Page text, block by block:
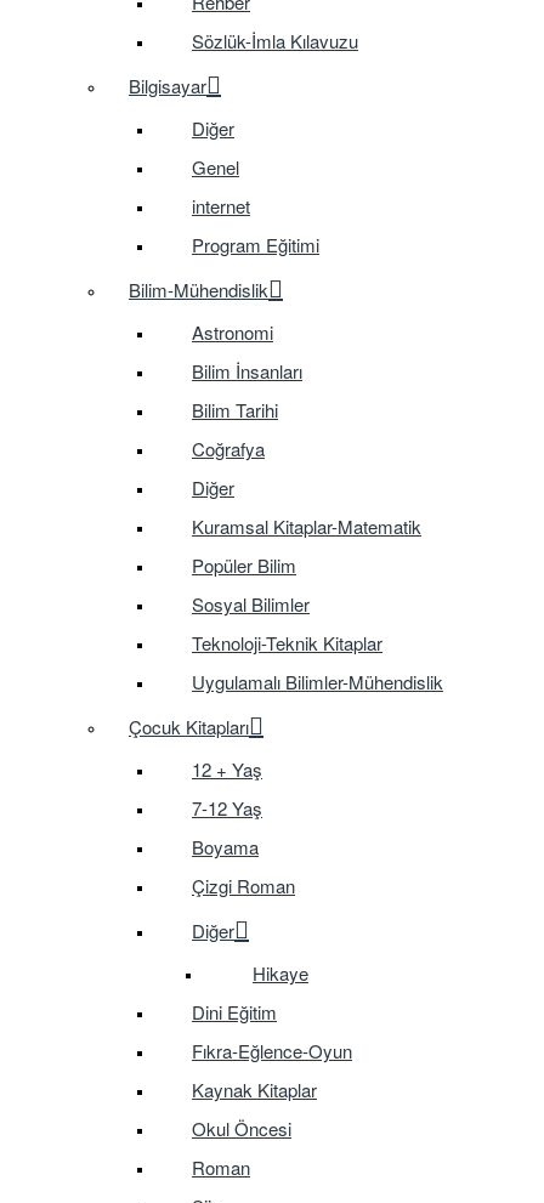
Sözlük-İmla Kılavuzu
Bilgisayar
Diğer
Genel
internet
Program Eğitimi
Bilim-Mühendislik
Astronomi
Bilim İnsanları
Bilim Tarihi
Coğrafya
Diğer
Kuramsal Kitaplar-Matematik
Popüler Bilim
Sosyal Bilimler
Teknoloji-Teknik Kitaplar
Uygulamalı Bilimler-Mühendislik
Çocuk Kitapları
12 + Yaş
7-12 Yaş
Boyama
Çizgi Roman
Diğer
Hikaye
Dini Eğitim
Fıkra-Eğlence-Oyun
Kaynak Kitaplar
Okul Öncesi
Roman